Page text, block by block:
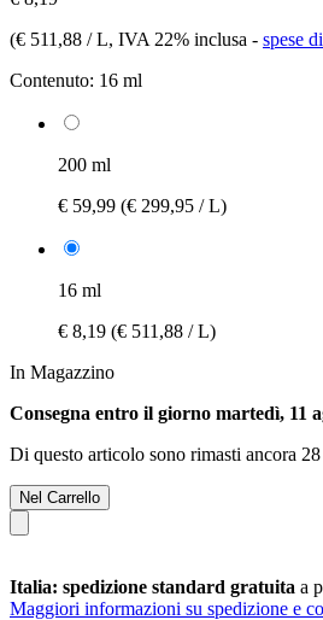
(€ 511,88 / L, IVA 22% inclusa - spese
Contenuto: 16 ml
200 ml
€ 59,99 (€ 299,95 / L)
16 ml
€ 8,19 (€ 511,88 / L)
In Magazzino
Consegna entro il giorno martedì, 11
Di questo articolo sono rimasti ancora
Nel Carrello
Italia: spedizione standard gratuita a
Maggiori informazioni su spedizione e